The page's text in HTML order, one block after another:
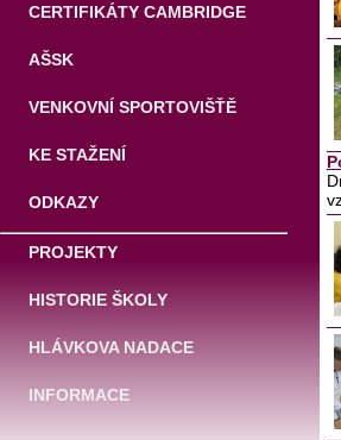
CERTIFIKÁTY CAMBRIDGE
AŠSK
VENKOVNÍ SPORTOVIŠŤĚ
KE STAŽENÍ
ODKAZY
PROJEKTY
HISTORIE ŠKOLY
HLÁVKOVA NADACE
INFORMACE